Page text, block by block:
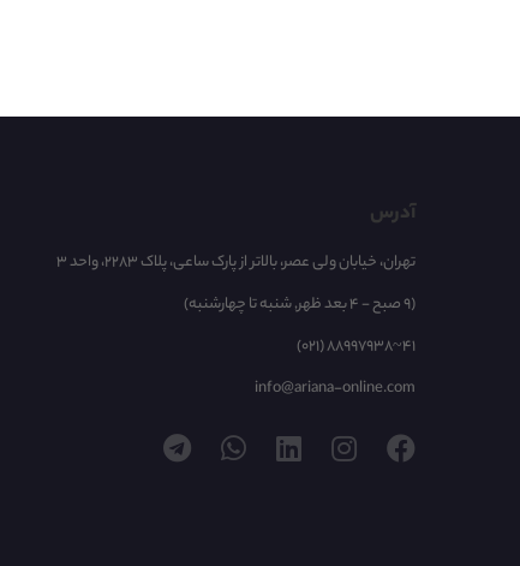
آدرس
تهران، خیابان ولی عصر، بالاتر از پارک ساعی، پلاک 2283، واحد 3
(9 صبح - 4 بعد ظهر, شنبه تا چهارشنبه)
(021) 88997938~41
info@ariana-online.com